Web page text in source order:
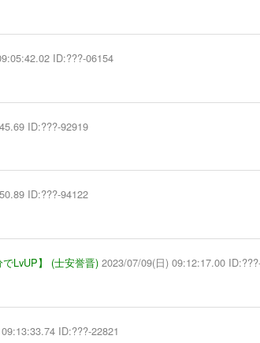
ID:???-06154
ID:???-92919
ID:???-94122
LvUP】 (士安誉晋) 2023/07/09(日) 09:12:17.00
ID:???-22821